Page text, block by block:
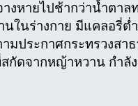
างหายไปช้ากว่าน้ำตา
นในร่างกาย มีแคลอรี่
มประกาศกระทรวงส
กัดจากหญ้าหวาน กำลั